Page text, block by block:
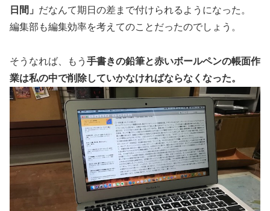
日間」 だなんて期日の差まで付けられるようになった。
編集部も編集効率を考えてのことだったのでしょう。
そうなれば、もう 手書きの鉛筆と赤いボールペンの帳面作
業は私の中で削除していかなければならなくなった。